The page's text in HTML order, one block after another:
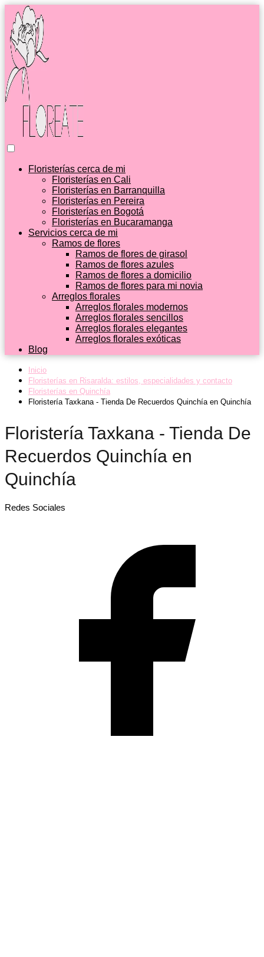
Floristerías cerca de mi
Floristerías en Cali
Floristerías en Barranquilla
Floristerías en Pereira
Floristerías en Bogotá
Floristerías en Bucaramanga
Servicios cerca de mi
Ramos de flores
Ramos de flores de girasol
Ramos de flores azules
Ramos de flores a domicilio
Ramos de flores para mi novia
Arreglos florales
Arreglos florales modernos
Arreglos florales sencillos
Arreglos florales elegantes
Arreglos florales exóticas
Blog
Inicio
Floristerías en Risaralda: estilos, especialidades y contacto
Floristerías en Quinchía
Floristería Taxkana - Tienda De Recuerdos Quinchía en Quinchía
Floristería Taxkana - Tienda De
Recuerdos Quinchía en
Quinchía
Redes Sociales